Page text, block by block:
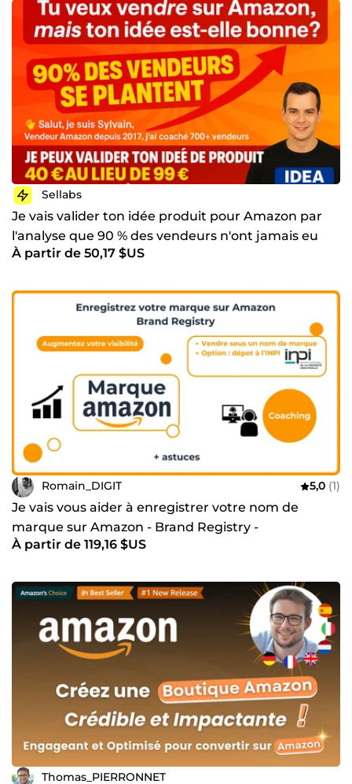
Sellabs
Je vais valider ton idée produit pour Amazon par
l'analyse que 90 % des vendeurs n'ont jamais eu
À partir de 50,17 $US
Romain_DIGIT 5,0 (1)
Je vais vous aider à enregistrer votre nom de
marque sur Amazon - Brand Registry -
À partir de 119,16 $US
Thomas_PIERRONNET